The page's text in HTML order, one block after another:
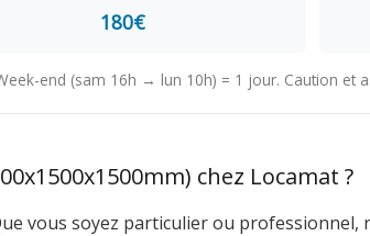
180€
end (sam 16h → lun 10h) = 1 jour. Caution et
chez Locamat ?
vous soyez particulier ou